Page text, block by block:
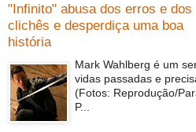
"Infinito" abusa dos erros e dos
clichês e desperdiça uma boa
história
Mark Wahlberg é um
vidas passadas e
(Fotos: Reprodução/
P...